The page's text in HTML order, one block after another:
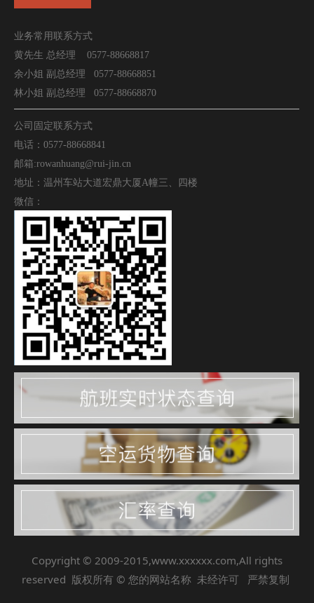
业务常用联系方式
黄先生 总经理 0577-88668817
余小姐 副总经理0577-88668851
林小姐 副总经理0577-88668870
公司固定联系方式
电话：0577-88668841
邮箱:rowanhuang@rui-jin.cn
地址：温州车站大道宏鼎大厦A幢三、四楼
微信：
Copyright © 2009-2015,www.xxxxxx.com,All rights
reserved 版权所有 © 您的网站名称 未经许可 严禁复制